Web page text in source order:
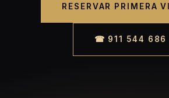
RESERVAR PRIMERA
☎ 911 544 686